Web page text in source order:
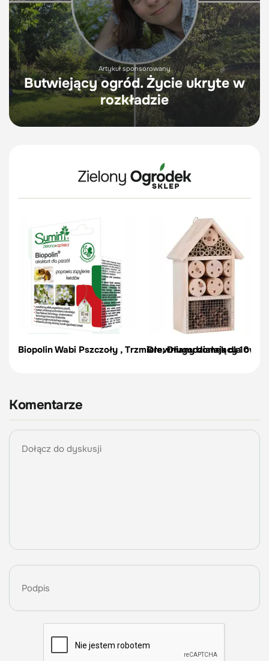
Artykuł sponsorowany
Butwiejący ogród. Życie ukryte w
rozkładzie
Biopolin Wabi Pszczoły , Trzmiele, Długodziałający 10 ml
Drewniany domek dla
Komentarze